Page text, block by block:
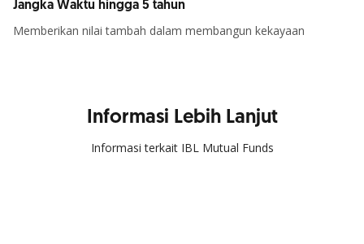
Jangka Waktu hingga 5 tahun
Memberikan nilai tambah dalam membangun kekayaan
Informasi Lebih Lanjut
Informasi terkait IBL Mutual Funds